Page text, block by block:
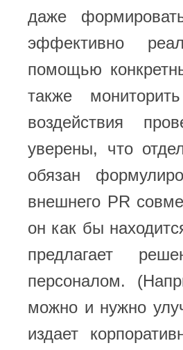
даже
эффективно
помощью
также
воздействия
уверены, что
обязан
внешнего PR
он как бы
предлагает
персоналом.
можно и нужно
издает